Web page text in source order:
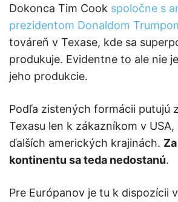
Dokonca Tim Cook spoločne s
prezidentom Donaldom
továreň v Texase, kde sa
produkuje. Evidentne to ale nie
jeho produkcie.
Podľa zistených formácii putujú
Texasu len k zákazníkom v USA,
ďalších amerických krajinách.
kontinentu sa teda nedostanú.
Pre Európanov je tu k dispozícii